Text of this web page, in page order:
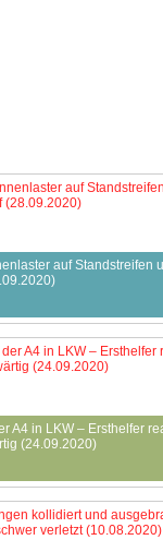
auf Standstreifen
A4 in LKW – Ersthelfer
(24.09.2020)